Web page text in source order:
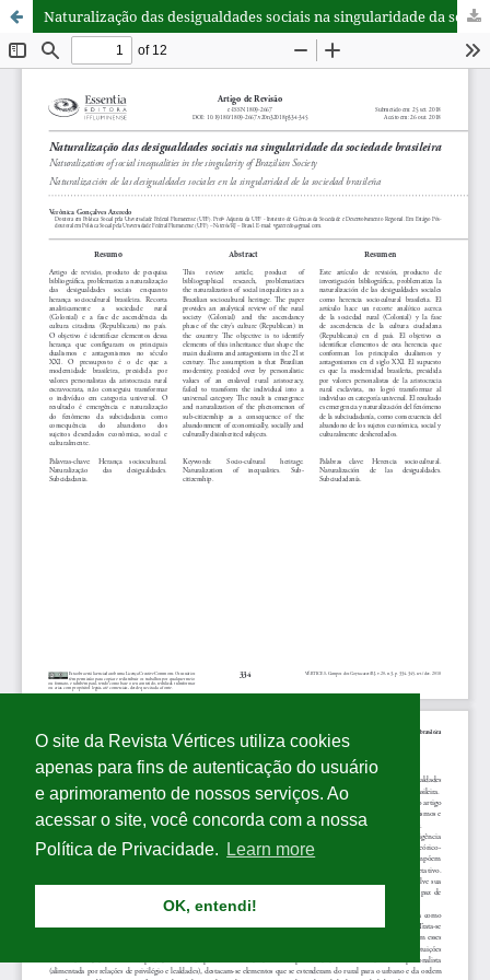
O site da Revista Vértices utiliza cookies
apenas para fins de autenticação do usuário
e aprimoramento de nossos serviços. Ao
acessar o site, você concorda com a nossa
Política de Privacidade.
Learn more
OK, entendi!
Naturalização das desigualdades sociais na singularidade da sociedade brasileira